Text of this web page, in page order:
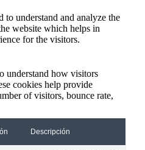
to understand and analyze the
website which helps in
for the visitors.
understand how visitors
cookies help provide
of visitors, bounce rate,
Descripción